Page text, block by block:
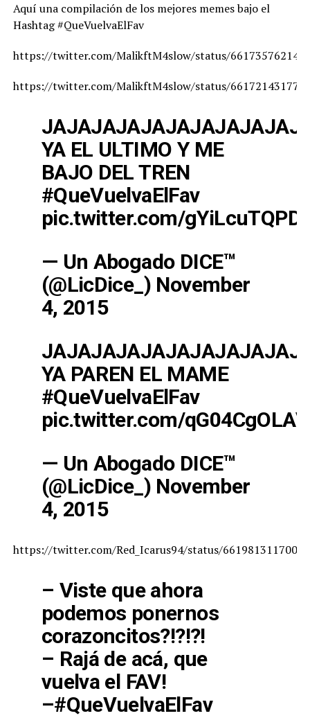
Aquí una compilación de los mejores memes bajo el
Hashtag #QueVuelvaElFav
https://twitter.com/MalikftM4slow/status/
https://twitter.com/MalikftM4slow/status/
YA EL ULTIMO Y ME
BAJO DEL TREN
#QueVuelvaElFav
pic.twitter.com/gYiLcuTQPD
— Un Abogado DICE™
(@LicDice_) November
4, 2015
YA PAREN EL MAME
#QueVuelvaElFav
pic.twitter.com/qG04CgOLAV
— Un Abogado DICE™
(@LicDice_) November
4, 2015
https://twitter.com/Red_Icarus94/status/
– Viste que ahora
podemos ponernos
corazoncitos?!?!?!
– Rajá de acá, que
vuelva el FAV!
–#QueVuelvaElFav